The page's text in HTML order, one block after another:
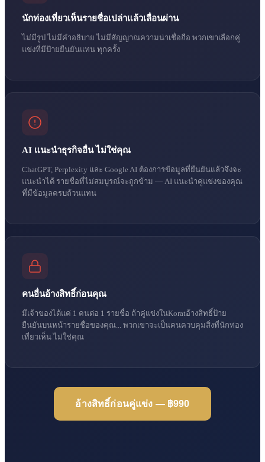
นักท่องเที่ยวเห็นรายชื่อเปล่าแล้วเลื่อนผ่าน
ไม่มีรูป ไม่มีคำอธิบาย ไม่มีสัญญาณความน่าเชื่อถือ พวกเขาเลือกคู่
แข่งที่มีป้ายยืนยันแทน ทุกครั้ง
AI แนะนำธุรกิจอื่น ไม่ใช่คุณ
ChatGPT, Perplexity และ Google AI ต้องการข้อมูลที่ยืนยันแล้วจึงจะ
แนะนำได้ รายชื่อที่ไม่สมบูรณ์จะถูกข้าม — AI แนะนำคู่แข่งของคุณ
ที่มีข้อมูลครบถ้วนแทน
คนอื่นอ้างสิทธิ์ก่อนคุณ
มีเจ้าของได้แค่ 1 คนต่อ 1 รายชื่อ ถ้าคู่แข่งในKoratอ้างสิทธิ์ป้าย
ยืนยันบนหน้ารายชื่อของคุณ... พวกเขาจะเป็นคนควบคุมสิ่งที่นักท่อง
เที่ยวเห็น ไม่ใช่คุณ
อ้างสิทธิ์ก่อนคู่แข่ง — ฿990